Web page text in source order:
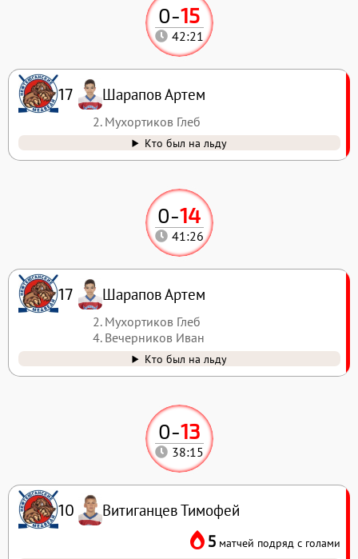
0-13
38:15
10 Витиганцев Тимофей
5 матчей подряд с голами
0-14
41:26
17 Шарапов Артем
2. Мухортиков Глеб
4. Вечерников Иван
Кто был на льду
0-15
42:21
17 Шарапов Артем
2. Мухортиков Глеб
Кто был на льду